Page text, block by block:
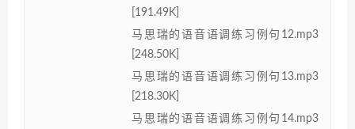
[191.49K]
马思瑞的语音语调练习例句12.mp3
[248.50K]
马思瑞的语音语调练习例句13.mp3
[218.30K]
马思瑞的语音语调练习例句14.mp3